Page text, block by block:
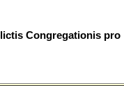
Congregationis